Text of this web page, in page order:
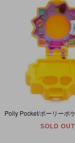
SOLD OUT